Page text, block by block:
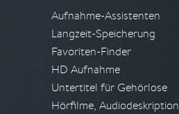
Aufnahme-Assistenten
Langzeit-Speicherung
Favoriten-Finder
HD Aufnahme
Untertitel für Gehörlose
Hörfilme, Audiodeskription